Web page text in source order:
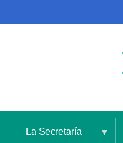
La Secretaría